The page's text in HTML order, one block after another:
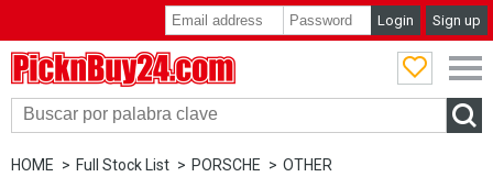
Login Sign up
HOME Full Stock List PORSCHE OTHER